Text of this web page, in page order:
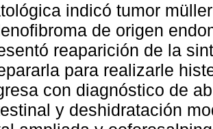
indicó tumor
de origen
reaparición de la
para realizarle
con diagnóstico de
y deshidratación